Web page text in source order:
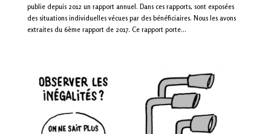
publie depuis 2012 un rapport annuel. Dans ces rapports, sont exposées
des situations individuelles vécues par des bénéficiaires. Nous les avons
extraites du 6ème rapport de 2017. Ce rapport porte...